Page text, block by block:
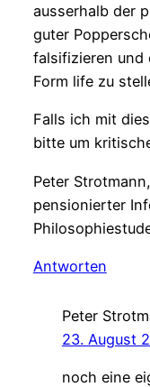
ausserhalb der
guter
falsifizieren und
Form life zu
Falls ich mit
bitte um
Peter
pensionierter
Antworten
Peter
23. August
noch eine